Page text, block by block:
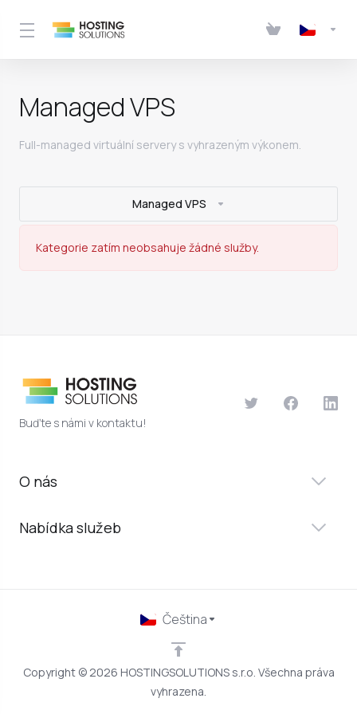
Managed VPS
Full-managed virtuální servery s vyhrazeným výkonem.
Managed VPS
Kategorie zatím neobsahuje žádné služby.
Buďte s námi v kontaktu!
O nás
Nabídka služeb
Copyright © 2026 HOSTINGSOLUTIONS s.r.o. Všechna práva
vyhrazena.
Čeština